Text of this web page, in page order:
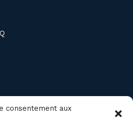
consentement aux